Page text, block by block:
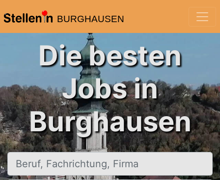
BURGHAUSEN
Die besten
Jobs in
Burghausen
Beruf, Fachrichtung, Firma